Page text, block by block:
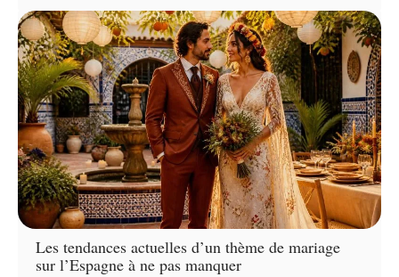
Les tendances actuelles d’un thème de mariage
sur l’Espagne à ne pas manquer